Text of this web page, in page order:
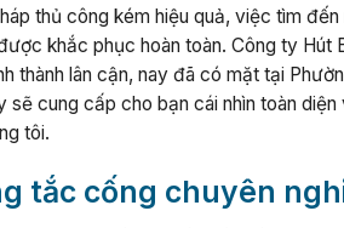
thủ công kém hiệu quả, việc tìm
khắc phục hoàn toàn. Công ty Hút
thành lân cận, nay đã có mặt tại
sẽ cung cấp cho bạn cái nhìn toàn
tôi.
tắc cống chuyên